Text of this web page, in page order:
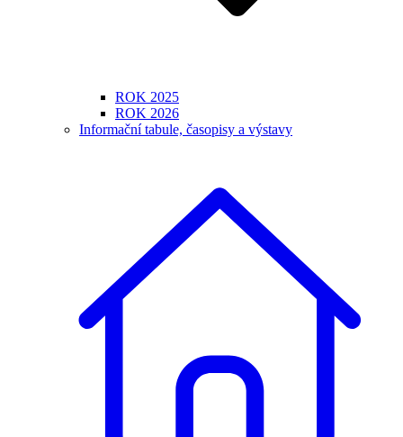
ROK 2025
ROK 2026
Informační tabule, časopisy a výstavy